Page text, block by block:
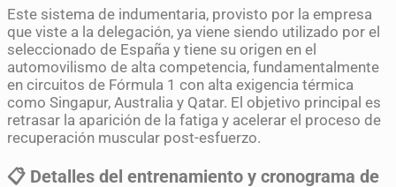
Este sistema de indumentaria, provisto por la empresa
que viste a la delegación, ya viene siendo utilizado por el
seleccionado de España y tiene su origen en el
automovilismo de alta competencia, fundamentalmente
en circuitos de Fórmula 1 con alta exigencia térmica
como Singapur, Australia y Qatar. El objetivo principal es
retrasar la aparición de la fatiga y acelerar el proceso de
recuperación muscular post-esfuerzo.
📋 Detalles del entrenamiento y cronograma de